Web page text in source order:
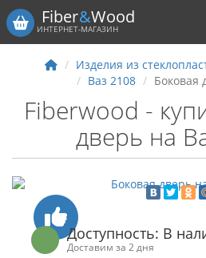
Fiber&Wood
ИНТЕРНЕТ-МАГАЗИН
Изделия из
Ваз 2108
Боковая
Fiberwood -
дверь на
Доступность: В
Доставим за 2 дня